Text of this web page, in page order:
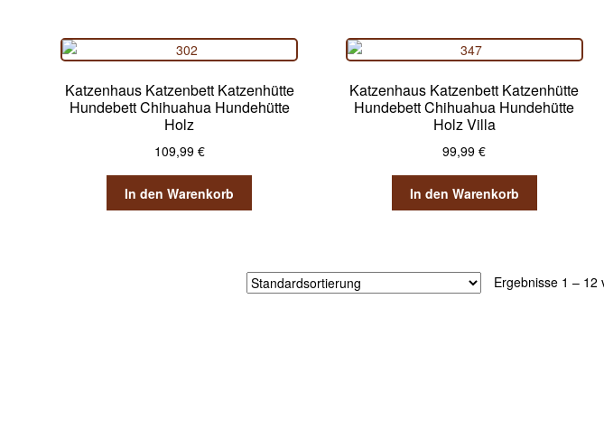
Katzenhaus Katzenbett Katzenhütte
Hundebett Chihuahua Hundehütte
Holz
109,99 €
In den Warenkorb
Katzenhaus Katzenbett Katzenhütte
Hundebett Chihuahua Hundehütte
Holz Villa
99,99€
In den Warenkorb
Ergebnisse 1 – 12